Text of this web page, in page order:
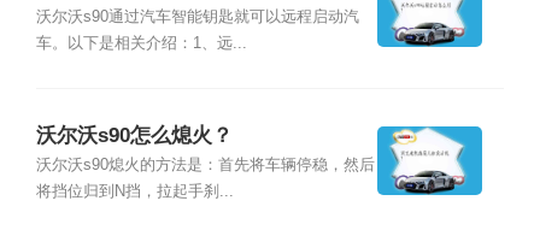
沃尔沃s90通过汽车智能钥匙就可以远程启动汽
车。以下是相关介绍：1、远...
沃尔沃s90怎么熄火？
沃尔沃s90熄火的方法是：首先将车辆停稳，然后
将挡位归到N挡，拉起手刹...